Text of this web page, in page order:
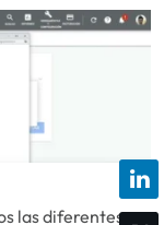
las diferentes